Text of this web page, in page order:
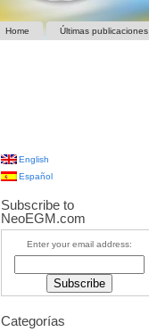
Home Últimas publicaciones
English
Español
Subscribe to
NeoEGM.com
Enter your email address:
Categorías